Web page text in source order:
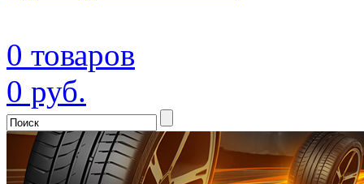
0 товаров
0 руб.